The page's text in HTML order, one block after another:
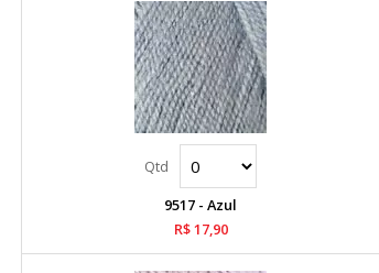
9517 - Azul
R$ 17,90